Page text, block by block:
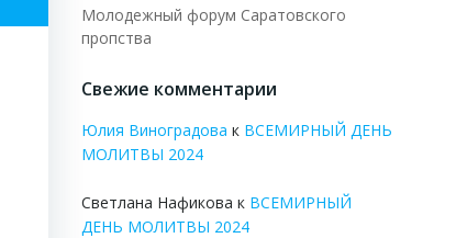
Молодежный форум Саратовского
пропства
Свежие комментарии
Юлия Виноградова к ВСЕМИРНЫЙ ДЕНЬ
МОЛИТВЫ 2024
Светлана Нафикова к ВСЕМИРНЫЙ
ДЕНЬ МОЛИТВЫ 2024